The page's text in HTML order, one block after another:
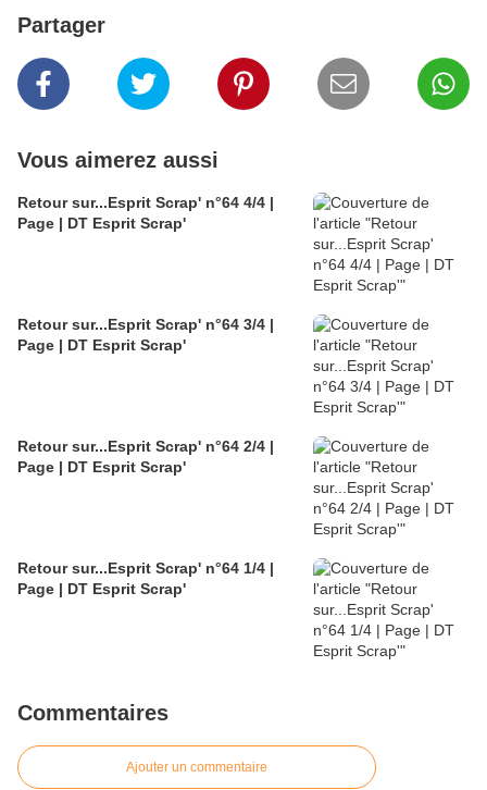
Partager
Vous aimerez aussi
Retour sur...Esprit Scrap' n°64 4/4 |
Page | DT Esprit Scrap'
Retour sur...Esprit Scrap' n°64 3/4 |
Page | DT Esprit Scrap'
Retour sur...Esprit Scrap' n°64 2/4 |
Page | DT Esprit Scrap'
Retour sur...Esprit Scrap' n°64 1/4 |
Page | DT Esprit Scrap'
Commentaires
Ajouter un commentaire